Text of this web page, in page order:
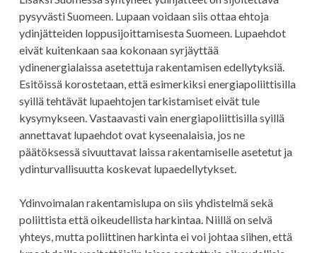
pysyvästi Suomeen. Lupaan voidaan siis ottaa ehtoja
ydinjätteiden loppusijoittamisesta Suomeen. Lupaehdot
eivät kuitenkaan saa kokonaan syrjäyttää
ydinenergialaissa asetettuja rakentamisen edellytyksiä.
Esitöissä korostetaan, että esimerkiksi energiapoliittisilla
syillä tehtävät lupaehtojen tarkistamiset eivät tule
kysymykseen. Vastaavasti vain energiapoliittisilla syillä
annettavat lupaehdot ovat kyseenalaisia, jos ne
päätöksessä sivuuttavat laissa rakentamiselle asetetut ja
ydinturvallisuutta koskevat lupaedellytykset.
Ydinvoimalan rakentamislupa on siis yhdistelmä sekä
poliittista että oikeudellista harkintaa. Niillä on selvä
yhteys, mutta poliittinen harkinta ei voi johtaa siihen, että